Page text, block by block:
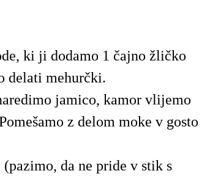
ki ji dodamo 1 čajno žličko
delati mehurčki.
jamico, kamor vlijemo
z delom moke v gosto
da ne pride v stik s